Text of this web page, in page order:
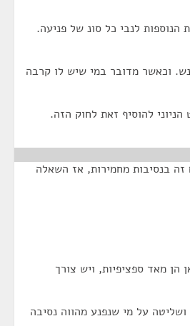
הנוספות לנבי כל סונ של פניעה.
וכאשר מדובר במי שיש לו קרבה
להוסיף זאת לחוק הזה.
בנסיבות מחמירות, אז השאלה
הן מאד ספציפיות, ויש צורך
על מי שנפנע מהווה נסיבה